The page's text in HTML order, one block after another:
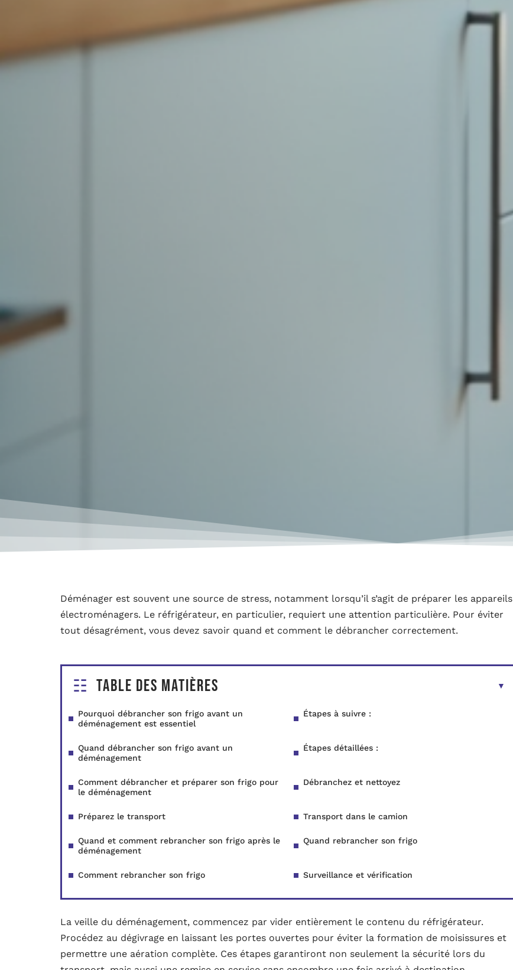
Déménager est souvent une source de stress, notamment lorsqu’il s’agit de préparer les appareils
électroménagers. Le réfrigérateur, en particulier, requiert une attention particulière. Pour éviter
tout désagrément, vous devez savoir quand et comment le débrancher correctement.
Table des matières
Pourquoi débrancher son frigo avant un
déménagement est essentiel
Étapes à suivre :
Quand débrancher son frigo avant un
déménagement
Étapes détaillées :
Comment débrancher et préparer son frigo pour
le déménagement
Débranchez et nettoyez
Préparez le transport Transport dans le camion
Quand et comment rebrancher son frigo après le
déménagement
Quand rebrancher son frigo
Comment rebrancher son frigo Surveillance et vérification
La veille du déménagement, commencez par vider entièrement le contenu du réfrigérateur.
Procédez au dégivrage en laissant les portes ouvertes pour éviter la formation de moisissures et
permettre une aération complète. Ces étapes garantiront non seulement la sécurité lors du